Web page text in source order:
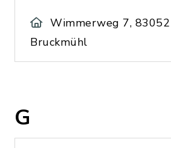
Wimmerweg 7, 83052
Bruckmühl
G